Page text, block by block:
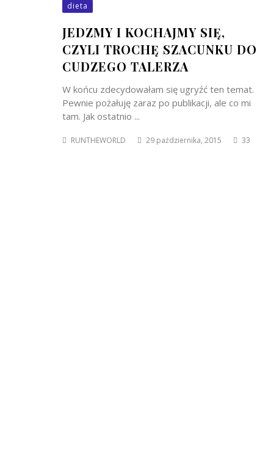
dieta
JEDZMY I KOCHAJMY SIĘ,
CZYLI TROCHĘ SZACUNKU DO
CUDZEGO TALERZA
W końcu zdecydowałam się ugryźć ten temat.
Pewnie pożałuję zaraz po publikacji, ale co mi
tam. Jak ostatnio ...
RUNTHEWORLD 29 października, 2015 33